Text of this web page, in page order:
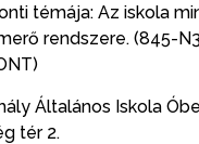
témája: Az iskola
rendszere. (845-
Általános Iskola
tér 2.